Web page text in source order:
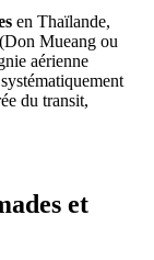
en Thaïlande,
Mueang ou
aérienne
du transit,
et